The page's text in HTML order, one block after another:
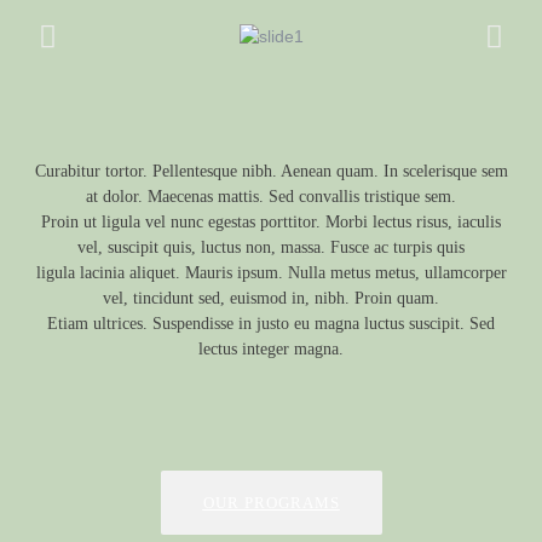
Curabitur tortor. Pellentesque nibh. Aenean quam. In scelerisque sem
at dolor. Maecenas mattis. Sed convallis tristique sem.
Proin ut ligula vel nunc egestas porttitor. Morbi lectus risus, iaculis
vel, suscipit quis, luctus non, massa. Fusce ac turpis quis
ligula lacinia aliquet. Mauris ipsum. Nulla metus metus, ullamcorper
vel, tincidunt sed, euismod in, nibh. Proin quam.
Etiam ultrices. Suspendisse in justo eu magna luctus suscipit. Sed
lectus integer magna.